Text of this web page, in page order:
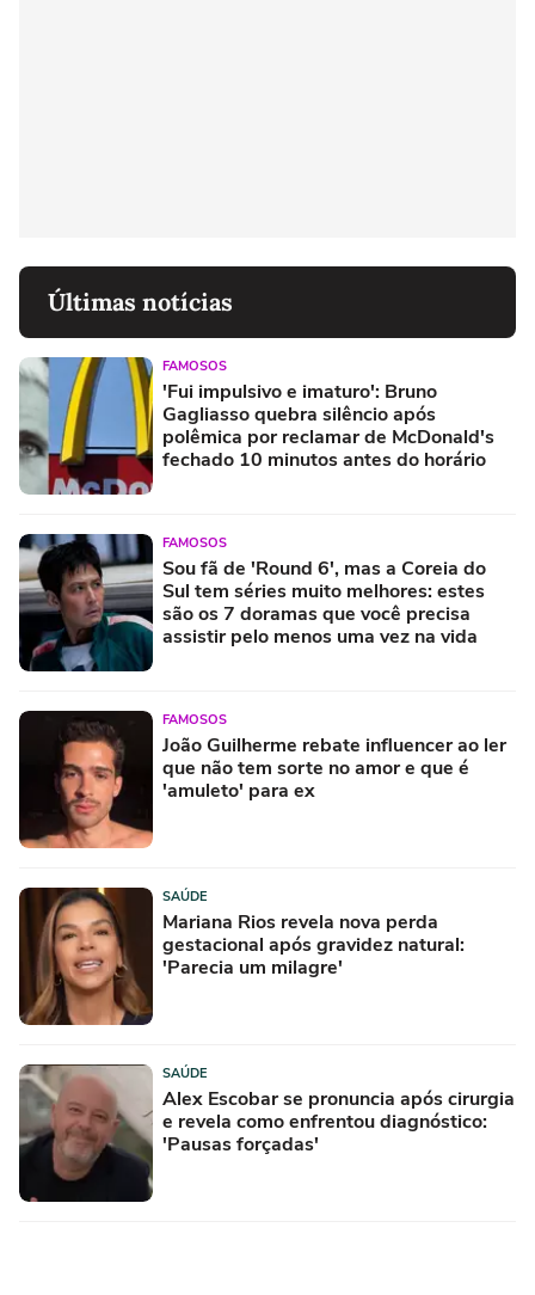
Últimas notícias
FAMOSOS
'Fui impulsivo e imaturo': Bruno
Gagliasso quebra silêncio após
polêmica por reclamar de McDonald's
fechado 10 minutos antes do horário
FAMOSOS
Sou fã de 'Round 6', mas a Coreia do
Sul tem séries muito melhores: estes
são os 7 doramas que você precisa
assistir pelo menos uma vez na vida
FAMOSOS
João Guilherme rebate influencer ao ler
que não tem sorte no amor e que é
'amuleto' para ex
SAÚDE
Mariana Rios revela nova perda
gestacional após gravidez natural:
'Parecia um milagre'
SAÚDE
Alex Escobar se pronuncia após cirurgia
e revela como enfrentou diagnóstico:
'Pausas forçadas'